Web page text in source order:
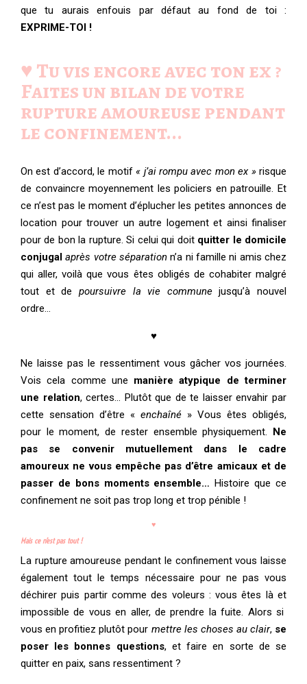
que tu aurais enfouis par défaut au fond de toi :
EXPRIME-TOI !
♥️ Tu vis encore avec ton ex ?
Faites un bilan de votre
rupture amoureuse pendant
le confinement...
On est d’accord, le motif« j’ai rompu avec mon ex »risque
de convaincre moyennement les policiers en patrouille. Et
ce n’est pas le moment d’éplucher les petites annonces de
location pour trouver un autre logement et ainsi finaliser
pour de bon la rupture. Si celui qui doit quitter le domicile
conjugal après votre séparation n’a ni famille ni amis chez
qui aller, voilà que vous êtes obligés de cohabiter malgré
tout et de poursuivre la vie communejusqu’à nouvel
ordre…
♥
Ne laisse pas le ressentiment vous gâcher vos journées.
Vois cela comme une manière atypique de terminer
une relation, certes… Plutôt que de te laisser envahir par
cette sensation d’être « enchaîné » Vous êtes obligés,
pour le moment, de rester ensemble physiquement. Ne
pas se convenir mutuellement dans le cadre
amoureux ne vous empêche pas d’être amicaux et de
passer de bons moments ensemble… Histoire que ce
confinement ne soit pas trop long et trop pénible !
♥
Mais ce n’est pas tout !
La rupture amoureuse pendant le confinement vous laisse
également tout le temps nécessaire pour ne pas vous
déchirer puis partir comme des voleurs : vous êtes là et
impossible de vous en aller, de prendre la fuite. Alors si
vous en profitiez plutôt pour mettre les choses au clair, se
poser les bonnes questions, et faire en sorte de se
quitter en paix, sans ressentiment ?